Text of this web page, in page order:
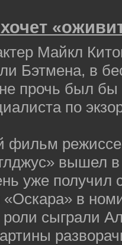
Майкл
Бэтмена, в
прочь был бы
по
фильм
вышел в
уже получил
в
сыграли